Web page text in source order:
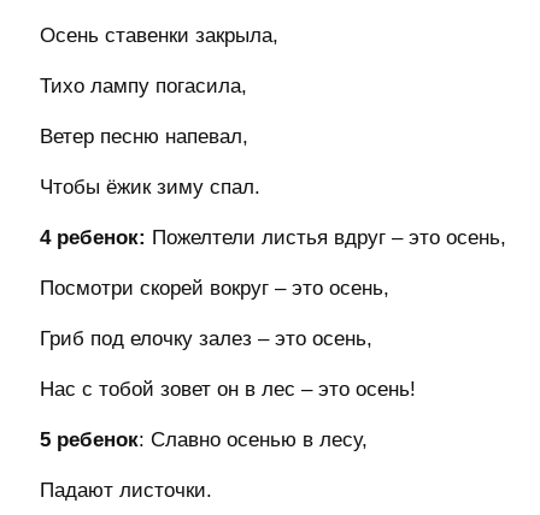
Осень ставенки закрыла,
Тихо лампу погасила,
Ветер песню напевал,
Чтобы ёжик зиму спал.
4 ребенок: Пожелтели листья вдруг – это осень,
Посмотри скорей вокруг – это осень,
Гриб под елочку залез – это осень,
Нас с тобой зовет он в лес – это осень!
5 ребенок: Славно осенью в лесу,
Падают листочки.